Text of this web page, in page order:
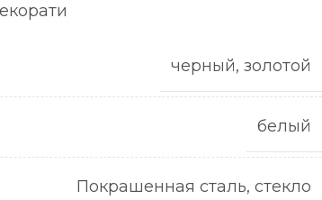
черный, золотой
белый
Покрашенная сталь, стекло